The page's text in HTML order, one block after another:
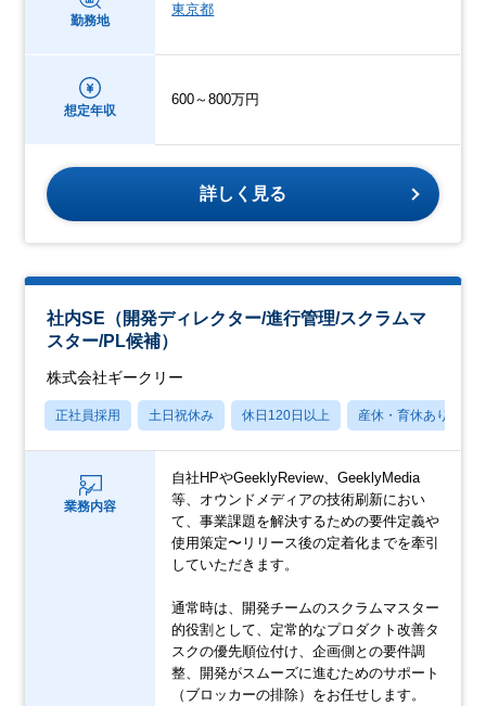
勤務地
東京都
想定年収
600～800万円
詳しく見る
社内SE（開発ディレクター/進行管理/スクラムマ
スター/PL候補）
株式会社ギークリー
正社員採用 土日祝休み 休日120日以上 産休・育休あり
業務内容
自社HPやGeeklyReview、GeeklyMedia
等、オウンドメディアの技術刷新におい
て、事業課題を解決するための要件定義や
使用策定〜リリース後の定着化までを牽引
していただきます。
通常時は、開発チームのスクラムマスター
的役割として、定常的なプロダクト改善タ
スクの優先順位付け、企画側との要件調
整、開発がスムーズに進むためのサポート
（ブロッカーの排除）をお任せします。